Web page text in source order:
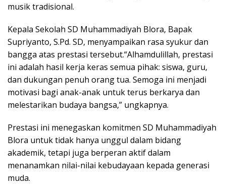
musik tradisional.
Kepala Sekolah SD Muhammadiyah Blora, Bapak
Supriyanto, S.Pd. SD, menyampaikan rasa syukur dan
bangga atas prestasi tersebut.“Alhamdulillah, prestasi
ini adalah hasil kerja keras semua pihak: siswa, guru,
dan dukungan penuh orang tua. Semoga ini menjadi
motivasi bagi anak-anak untuk terus berkarya dan
melestarikan budaya bangsa,” ungkapnya.
Prestasi ini menegaskan komitmen SD Muhammadiyah
Blora untuk tidak hanya unggul dalam bidang
akademik, tetapi juga berperan aktif dalam
menanamkan nilai-nilai kebudayaan kepada generasi
muda.